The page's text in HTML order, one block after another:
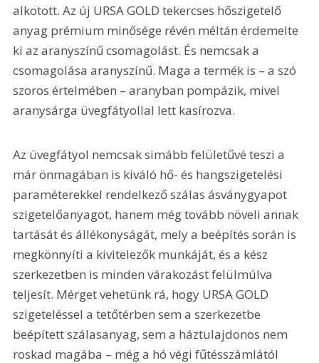
alkotott. Az új URSA GOLD tekercses hőszigetelő
anyag prémium minősége révén méltán érdemelte
ki az aranyszínű csomagolást. És nemcsak a
csomagolása aranyszínű. Maga a termék is – a szó
szoros értelmében – aranyban pompázik, mivel
aranysárga üvegfátyollal lett kasírozva.
Az üvegfátyol nemcsak simább felületűvé teszi a
már önmagában is kiváló hő- és hangszigetelési
paraméterekkel rendelkező szálas ásványgyapot
szigetelőanyagot, hanem még tovább növeli annak
tartását és állékonyságát, mely a beépítés során is
megkönnyíti a kivitelezők munkáját, és a kész
szerkezetben is minden várakozást felülmúlva
teljesít. Mérget vehetünk rá, hogy URSA GOLD
szigeteléssel a tetőtérben sem a szerkezetbe
beépített szálasanyag, sem a háztulajdonos nem
roskad magába – még a hó végi fűtésszámlától